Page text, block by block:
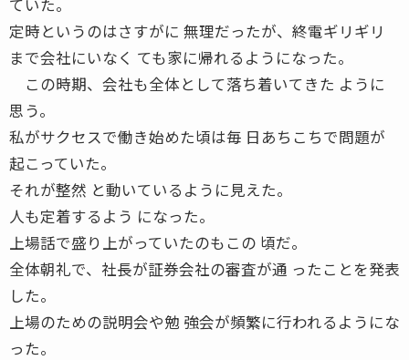
定時というのはさすがに 無理だったが、終電ギリギリ
まで会社にいなく ても家に帰れるようになった。
この時期、会社も全体として落ち着いてきた ように
思う。
私がサクセスで働き始めた頃は毎 日あちこちで問題が
起こっていた。
それが整然 と動いているように見えた。
人も定着するよう になった。
上場話で盛り上がっていたのもこの 頃だ。
全体朝礼で、社長が証券会社の審査が通 ったことを発表
した。
上場のための説明会や勉 強会が頻繁に行われるようにな
った。